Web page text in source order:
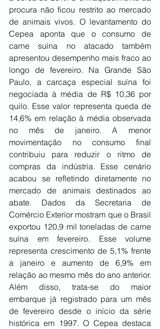
procura não ficou restrito ao mercado
de animais vivos. O levantamento do
Cepea aponta que o consumo de
carne suína no atacado também
apresentou desempenho mais fraco ao
longo de fevereiro. Na Grande São
Paulo, a carcaça especial suína foi
negociada à média de R$ 10,36 por
quilo. Esse valor representa queda de
14,6% em relação à média observada
no mês de janeiro. A menor
movimentação no consumo final
contribuiu para reduzir o ritmo de
compras da indústria. Esse cenário
acabou se refletindo diretamente no
mercado de animais destinados ao
abate. Dados da Secretaria de
Comércio Exterior mostram que o Brasil
exportou 120,9 mil toneladas de carne
suína em fevereiro. Esse volume
representa crescimento de 5,1% frente
a janeiro e aumento de 6,9% em
relação ao mesmo mês do ano anterior.
Além disso, trata-se do maior
embarque já registrado para um mês
de fevereiro desde o início da série
histórica em 1997. O Cepea destaca